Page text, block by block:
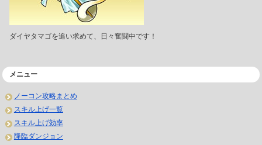
ダイヤタマゴを追い求めて、日々奮闘中です！
メニュー
ノーコン攻略まとめ
スキル上げ一覧
スキル上げ効率
降臨ダンジョン